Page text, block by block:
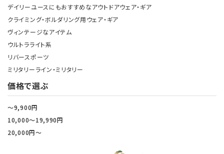
デイリーユースにもおすすめなアウトドアウェア・ギア
クライミング・ボルダリング用ウェア・ギア
ヴィンテージなアイテム
ウルトラライト系
リバースポーツ
ミリタリーライン・ミリタリー
価格で選ぶ
～9,900円
10,000～19,990円
20,000円～